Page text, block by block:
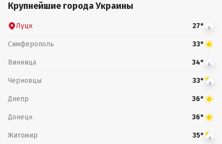
Крупнейшие города Украины
Луцк 27°
Симферополь 33°
Винница 34°
Черновцы 33°
Днепр 36°
Донецк 36°
Житомир 35°